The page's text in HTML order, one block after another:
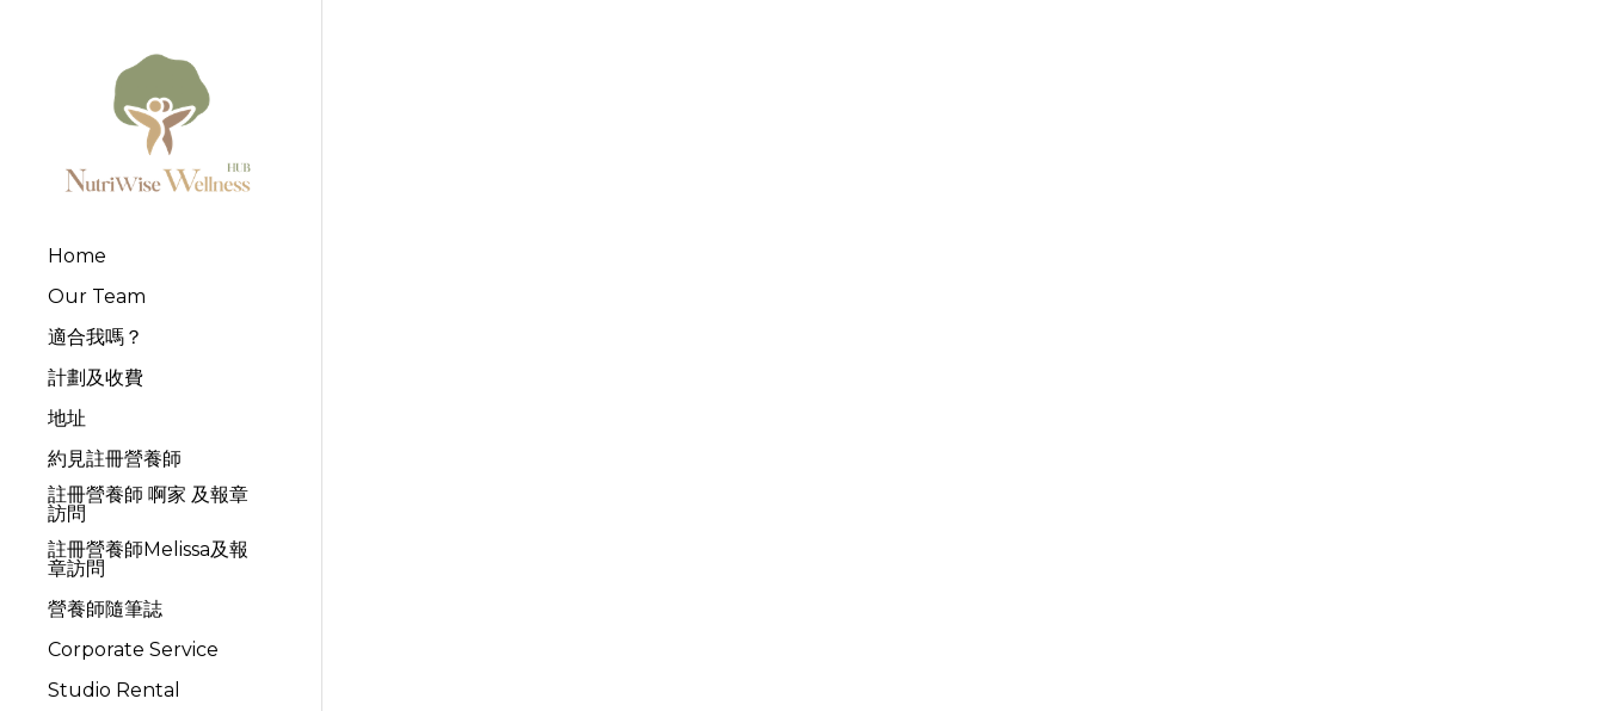
Home
Our Team
適合我嗎？
計劃及收費
地址
約見註冊營養師
註冊營養師 啊家 及報章
訪問
註冊營養師Melissa及報
章訪問
營養師隨筆誌
Corporate Service
Studio Rental